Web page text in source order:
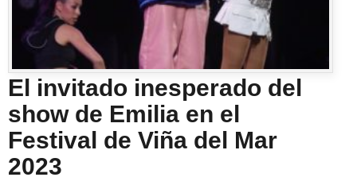
El invitado inesperado del
show de Emilia en el
Festival de Viña del Mar
2023